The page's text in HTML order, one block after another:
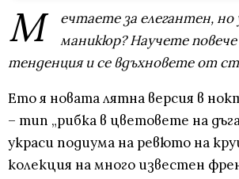
М
ечтаете за елегантен, но
маникюр? Научете
тенденция и се вдъхновете от
Ето я новата лятна версия в
– тип „рибка в цветовете на
украси подиума на ревюто на
колекция на много известен